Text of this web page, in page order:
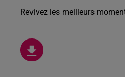
Revivez les meilleurs